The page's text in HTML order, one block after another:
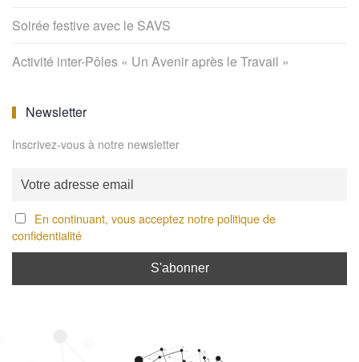
Soirée festive avec le SAVS
Activité inter-Pôles « Un Avenir après le Travail »
Newsletter
Inscrivez-vous à notre newsletter
En continuant, vous acceptez notre politique de
confidentialité